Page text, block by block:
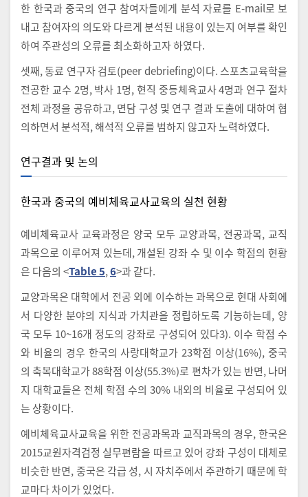
한 한국과 중국의 연구 참여자들에게 분석 자료를 E-mail로 보
내고 참여자의 의도와 다르게 분석된 내용이 있는지 여부를 확인
하여 주관성의 오류를 최소화하고자 하였다.
셋째, 동료 연구자 검토(peer debriefing)이다. 스포츠교육학을
전공한 교수 2명, 박사 1명, 현직 중등체육교사 4명과 연구 절차
전체 과정을 공유하고, 면담 구성 및 연구 결과 도출에 대하여 협
의하면서 분석적, 해석적 오류를 범하지 않고자 노력하였다.
연구결과 및 논의
한국과 중국의 예비체육교사교육의 실천 현황
예비체육교사 교육과정은 양국 모두 교양과목, 전공과목, 교직
과목으로 이루어져 있는데, 개설된 강좌 수 및 이수 학점의 현황
은 다음의 <Table 5,6>과 같다.
교양과목은 대학에서 전공 외에 이수하는 과목으로 현대 사회에
서 다양한 분야의 지식과 가치관을 정립하도록 기능하는데, 양
국 모두 10~16개 정도의 강좌로 구성되어 있다3). 이수 학점 수
와 비율의 경우 한국의 사랑대학교가 23학점 이상(16%), 중국
의 축복대학교가 88학점 이상(55.3%)로 편차가 있는 반면, 나머
지 대학교들은 전체 학점 수의 30% 내외의 비율로 구성되어 있
는 상황이다.
예비체육교사교육을 위한 전공과목과 교직과목의 경우, 한국은
2015교원자격검정 실무편람을 따르고 있어 강좌 구성이 대체로
비슷한 반면, 중국은 각급 성, 시 자치주에서 주관하기 때문에 학
교마다 차이가 있었다.